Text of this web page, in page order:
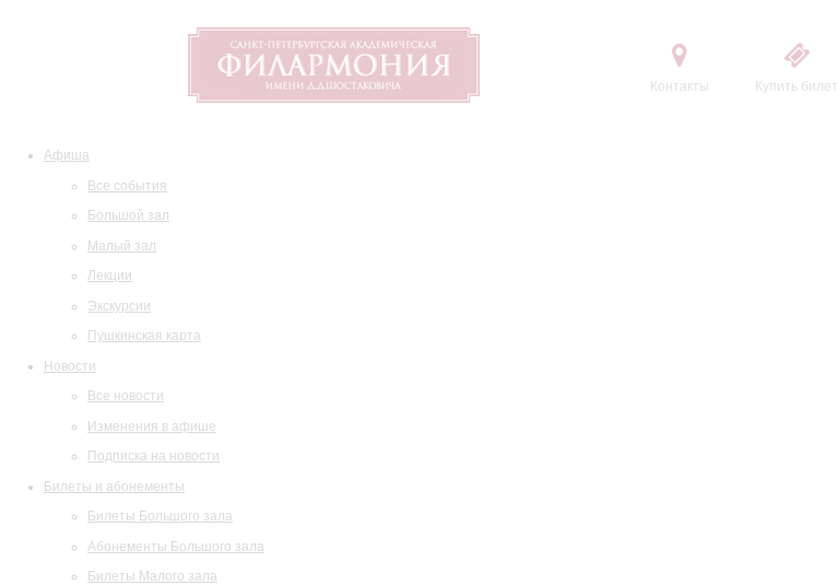
Контакты Купить билет
Афиша
Все события
Большой зал
Малый зал
Лекции
Экскурсии
Пушкинская карта
Новости
Все новости
Изменения в афише
Подписка на новости
Билеты и абонементы
Билеты Большого зала
Абонементы Большого зала
Билеты Малого зала